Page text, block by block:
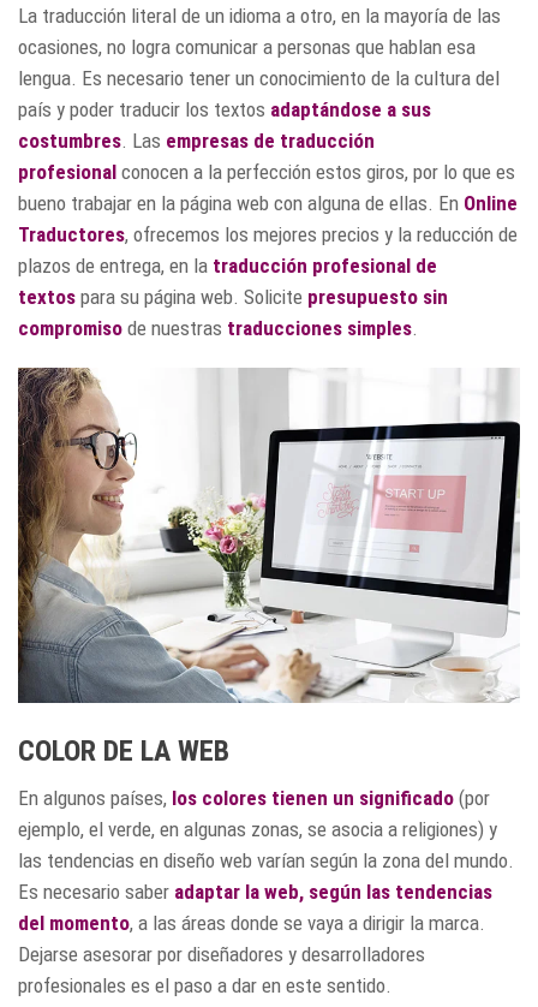
La traducción literal de un idioma a otro, en la mayoría de las
ocasiones, no logra comunicar a personas que hablan esa
lengua. Es necesario tener un conocimiento de la cultura del
país y poder traducir los textos adaptándose a sus
costumbres . Las empresas de traducción
profesional conocen a la perfección estos giros, por lo que es
bueno trabajar en la página web con alguna de ellas. En Online
Traductores, ofrecemos los mejores precios y la reducción de
plazos de entrega, en la traducción profesional de
textos para su página web. Solicite presupuesto sin
compromiso de nuestras traducciones simples
COLOR DE LA WEB
En algunos países, los colores tienen un significado (por
ejemplo, el verde, en algunas zonas, se asocia a religiones) y
las tendencias en diseño web varían según la zona del mundo.
Es necesario saber adaptar la web, según las tendencias
del momento, a las áreas donde se vaya a dirigir la marca.
Dejarse asesorar por diseñadores y desarrolladores
profesionales es el paso a dar en este sentido.